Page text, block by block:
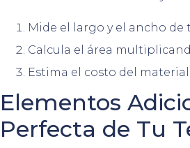
Mide el largo y el ancho de
Calcula el área
Estima el costo del
Elementos
Perfecta de Tu